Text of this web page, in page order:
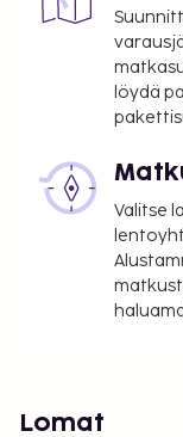
löydä
Valitse
Lomat